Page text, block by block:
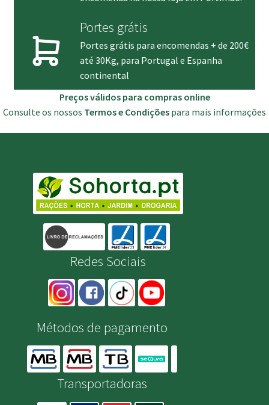
Portes grátis
Portes grátis para encomendas + de 200€
até 30Kg, para Portugal e Espanha
continental
Preços válidos para compras online
Consulte os nossos Termos e Condições para mais informações
Redes Sociais
Métodos de pagamento
Transportadoras